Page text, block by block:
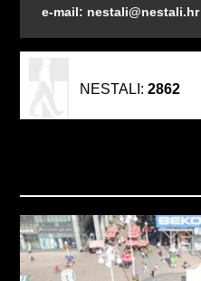
e-mail: nestali@nestali.hr
NESTALI:2862